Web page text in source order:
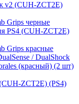
v2 (CUH-ZCT2E)
Grips черные
PS4 (CUH-ZCT2E)
Grips красные
/ DualShock
(красный) (2 шт)
ZCT2E) (PS4)